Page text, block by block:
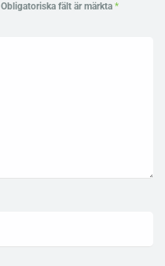
Obligatoriska fält är märkta *